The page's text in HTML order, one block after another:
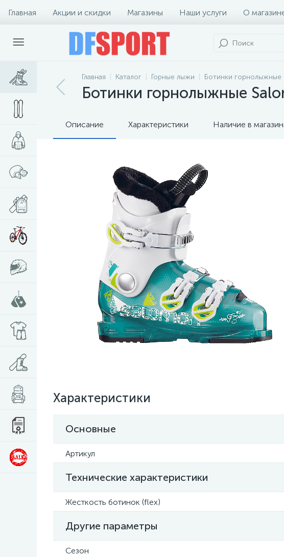
Главная Акции и скидки Магазины Наши услуги О
Главная Каталог Горные лыжи Ботинки горнолыжные
Ботинки горнолыжные
Описание Характеристики Наличие в
Характеристики
Основные
Артикул
Технические характеристики
Жесткость ботинок (flex)
Другие параметры
Сезон